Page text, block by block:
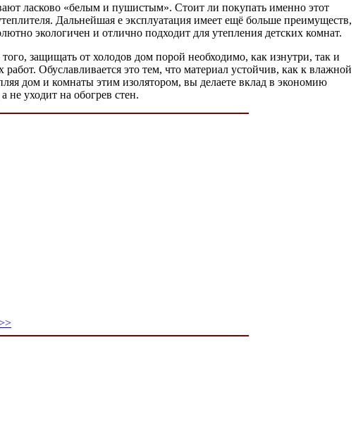
ласково «белым и пушистым». Стоит ли покупать именно этот
Дальнейшая е эксплуатация имеет ещё больше преимуществ,
экологичен и отлично подходит для утепления детских комнат.
защищать от холодов дом порой необходимо, как изнутри, так и
Обуславливается это тем, что материал устойчив, как к влажной
дом и комнаты этим изолятором, вы делаете вклад в экономию
не уходит на обогрев стен.